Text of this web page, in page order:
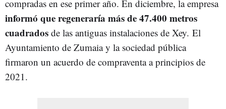
compradas en ese primer año. En diciembre, la empresa
informó que regeneraría más de 47.400 metros
cuadrados de las antiguas instalaciones de Xey. El
Ayuntamiento de Zumaia y la sociedad pública
firmaron un acuerdo de compraventa a principios de
2021.